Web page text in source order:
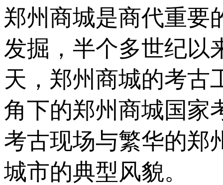
郑州商城是商代重要
发掘，半个多世纪以
天，郑州商城的考古
角下的郑州商城国家
考古现场与繁华的郑
城市的典型风貌。